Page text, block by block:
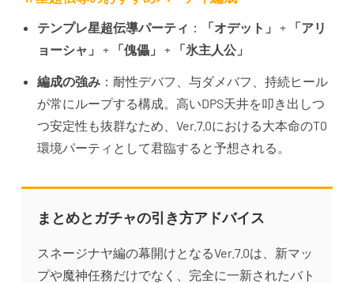
テンプレ星超伝導パーティ ： 「オデット」 +
「アリ
ョーシャ」
+ 「傀儡」 + 「氷主人公」
編成の強み ：耐性デバフ、与ダメバフ、持続ヒール
が常にループする構成。高いDPS天井を叩き出しつ
つ安定性も抜群なため、Ver.7.0における大本命のT0
環境パーティとして君臨すると予想される。
まとめとガチャの引き方アドバイス
スネージナヤ編の幕開けとなるVer.7.0は、新マッ
プや魔神任務だけでなく、完全に一新されたバト